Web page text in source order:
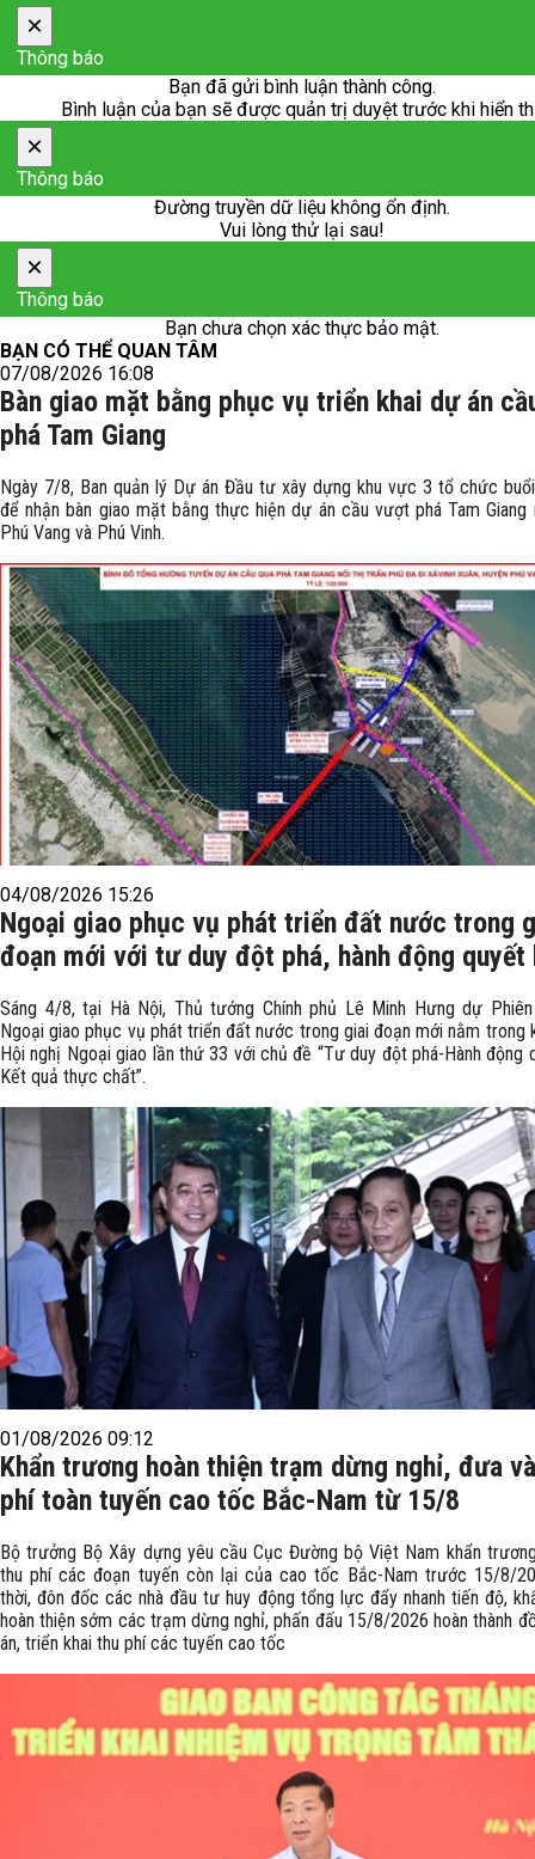
×
Thông báo
Bạn đã gửi bình luận thành công.
Bình luận của bạn sẽ được quản trị duyệt trước khi hiển
×
Thông báo
Đường truyền dữ liệu không ổn định.
Vui lòng thử lại sau!
×
Thông báo
Bạn chưa chọn xác thực bảo mật.
BẠN CÓ THỂ QUAN TÂM
07/08/2026 16:08
Bàn giao mặt bằng phục vụ triển khai dự án
phá Tam Giang
Ngày 7/8, Ban quản lý Dự án Đầu tư xây dựng khu vực 3 tổ chức
để nhận bàn giao mặt bằng thực hiện dự án cầu vượt phá Tam Giang
Phú Vang và Phú Vinh.
04/08/2026 15:26
Ngoại giao phục vụ phát triển đất nước trong
đoạn mới với tư duy đột phá, hành động
Sáng 4/8, tại Hà Nội, Thủ tướng Chính phủ Lê Minh Hưng dự
Ngoại giao phục vụ phát triển đất nước trong giai đoạn mới nằm trong
Hội nghị Ngoại giao lần thứ 33 với chủ đề “Tư duy đột phá-Hành động
Kết quả thực chất”.
01/08/2026 09:12
Khẩn trương hoàn thiện trạm dừng nghỉ, đưa
phí toàn tuyến cao tốc Bắc-Nam từ 15/8
Bộ trưởng Bộ Xây dựng yêu cầu Cục Đường bộ Việt Nam khẩn
thu phí các đoạn tuyến còn lại của cao tốc Bắc-Nam trước 15/8/
thời, đôn đốc các nhà đầu tư huy động tổng lực đẩy nhanh tiến độ,
hoàn thiện sớm các trạm dừng nghỉ, phấn đấu 15/8/2026 hoàn thành
án, triển khai thu phí các tuyến cao tốc